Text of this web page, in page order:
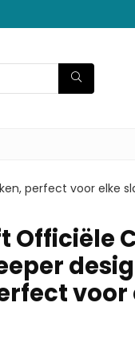
perfect voor elke
Officiële